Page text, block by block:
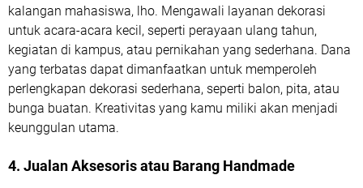
kalangan mahasiswa, lho. Mengawali layanan dekorasi
untuk acara-acara kecil, seperti perayaan ulang tahun,
kegiatan di kampus, atau pernikahan yang sederhana. Dana
yang terbatas dapat dimanfaatkan untuk memperoleh
perlengkapan dekorasi sederhana, seperti balon, pita, atau
bunga buatan. Kreativitas yang kamu miliki akan menjadi
keunggulan utama.
4. Jualan Aksesoris atau Barang Handmade